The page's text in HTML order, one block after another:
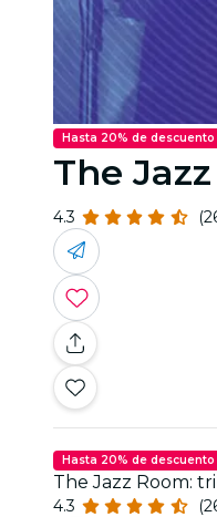
Hasta 20% de descuento
The
4.3
Hasta 20% de descuento
The Jazz Room:
4.3